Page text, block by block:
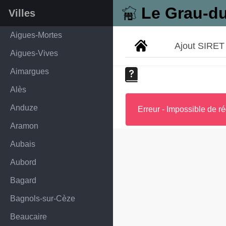
Le Grau-
Villes
Aigues-Mortes
Aigues-Vives
Aimargues
Alès
Anduze
Aramon
Aubais
Aubord
Bagard
Bagnols-sur-Cèze
Beaucaire
Ajout SIRET
Erreur - Impossible de